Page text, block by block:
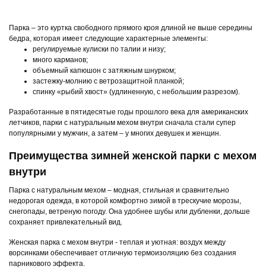
Парка – это куртка свободного прямого кроя длиной не выше середины
бедра, которая имеет следующие характерные элементы:
регулируемые кулиски по талии и низу;
много карманов;
объемный капюшон с затяжным шнурком;
застежку-молнию с ветрозащитной планкой;
спинку «рыбий хвост» (удлиненную, с небольшим разрезом).
Разработанные в пятидесятые годы прошлого века для американских
летчиков, парки с натуральным мехом внутри сначала стали супер
популярными у мужчин, а затем – у многих девушек и женщин.
Преимущества зимней женской парки с мехом
внутри
Парка с натуральным мехом – модная, стильная и сравнительно
недорогая одежда, в которой комфортно зимой в трескучие морозы,
снегопады, ветреную погоду. Она удобнее шубы или дубленки, дольше
сохраняет привлекательный вид.
Женская парка с мехом внутри - теплая и уютная: воздух между
ворсинками обеспечивает отличную термоизоляцию без создания
парникового эффекта.